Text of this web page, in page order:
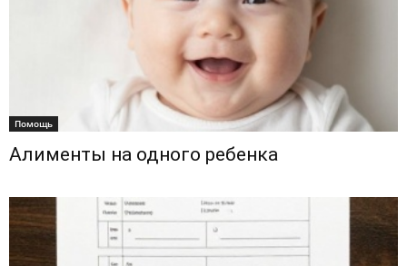
Помощь
Алименты на одного ребенка